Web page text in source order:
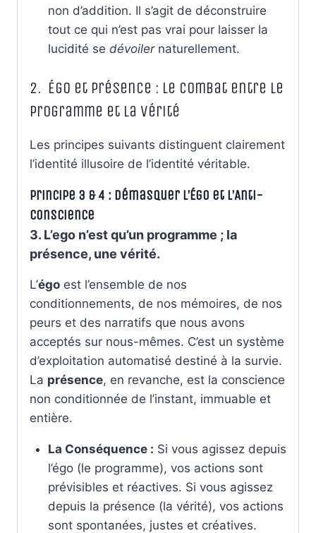
non d’addition. Il s’agit de déconstruire
tout ce qui n’est pas vrai pour laisser la
lucidité se dévoilernaturellement.
2. Égo et Présence : Le Combat entre le
Programme et la Vérité
Les principes suivants distinguent clairement
l’identité illusoire de l’identité véritable.
Principe 3 & 4 : Démasquer l’Égo et l’Anti-
Conscience
3. L’ego n’est qu’un programme ; la
présence, une vérité.
L’égo est l’ensemble de nos
conditionnements, de nos mémoires, de nos
peurs et des narratifs que nous avons
acceptés sur nous-mêmes. C’est un système
d’exploitation automatisé destiné à la survie.
La présence, en revanche, est la conscience
non conditionnée de l’instant, immuable et
entière.
La Conséquence : Si vous agissez depuis
l’égo (le programme), vos actions sont
prévisibles et réactives. Si vous agissez
depuis la présence (la vérité), vos actions
sont spontanées, justes et créatives.